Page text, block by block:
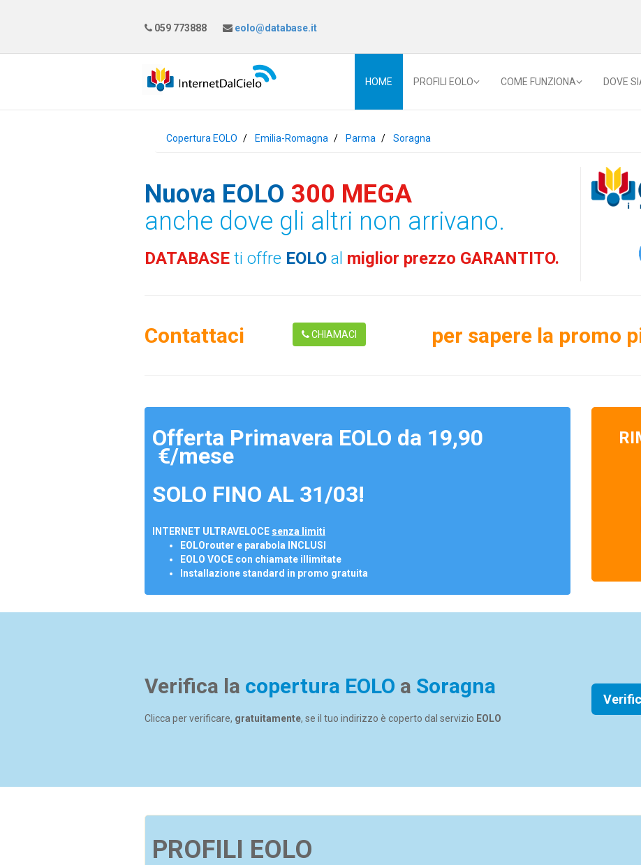
059 773888 eolo@database.it
HOME PROFILI EOLO COME FUNZIONA DOVE
Copertura EOLO Emilia-Romagna Parma Soragna
Nuova EOLO 300 MEGA
anche dove gli altri non arrivano.
DATABASE ti offre EOLO al miglior prezzo GARANTITO.
Contattaci CHIAMACI per sapere la promo
Offerta Primavera EOLO da 19,90
€/mese
SOLO FINO AL 31/03!
INTERNET ULTRAVELOCE senza limiti
EOLOrouter e parabola INCLUSI
EOLO VOCE con chiamate illimitate
Installazione standard in promo gratuita
Verifica la copertura EOLO a Soragna
Clicca per verificare, gratuitamente, se il tuo indirizzo è coperto dal servizio EOLO
PROFILI EOLO